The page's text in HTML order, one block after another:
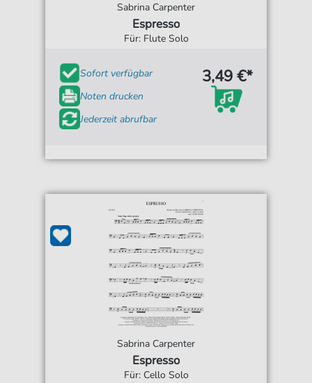
Sabrina Carpenter
Espresso
Für: Flute Solo
Sofort verfügbar
Noten drucken
Jederzeit abrufbar
3,49 €*
Sabrina Carpenter
Espresso
Für: Cello Solo